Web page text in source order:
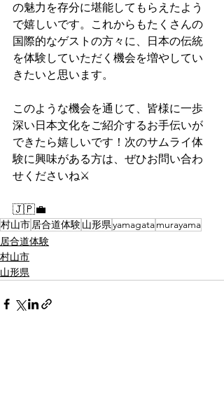
の魅力を存分に堪能してもらえたよう
で嬉しいです。これからもたくさんの
国際的なゲストの方々に、日本の伝統
を体験していただく機会を増やしてい
きたいと思います。
このような機会を通じて、皆様に一歩
深い日本文化をご紹介するお手伝いが
できたら嬉しいです！次のサムライ体
験に興味がある方は、ぜひお問い合わ
せくださいね⚔️
🇯🇵💼
村山市居合道体験山形県yamagatamurayama
居合道体験
村山市
山形県